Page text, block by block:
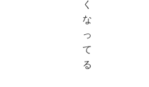
く
な
っ
て
る